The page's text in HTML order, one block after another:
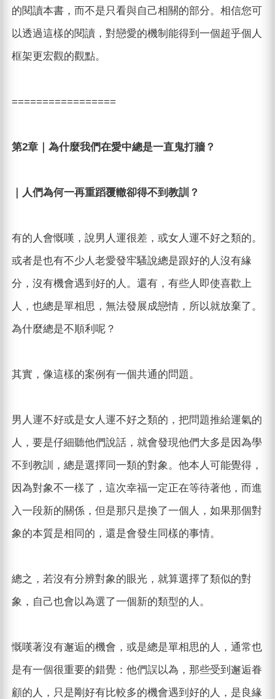
的閱讀本書，而不是只看與自己相關的部分。相信您可
以透過這樣的閱讀，對戀愛的機制能得到一個超乎個人
框架更宏觀的觀點。
=================
第2章｜為什麼我們在愛中總是一直鬼打牆？
｜人們為何一再重蹈覆轍卻得不到教訓？
有的人會慨嘆，說男人運很差，或女人運不好之類的。
或者是也有不少人老愛發牢騷說總是跟好的人沒有緣
分，沒有機會遇到好的人。還有，有些人即使喜歡上
人，也總是單相思，無法發展成戀情，所以就放棄了。
為什麼總是不順利呢？
其實，像這樣的案例有一個共通的問題。
男人運不好或是女人運不好之類的，把問題推給運氣的
人，要是仔細聽他們說話，就會發現他們大多是因為學
不到教訓，總是選擇同一類的對象。他本人可能覺得，
因為對象不一樣了，這次幸福一定正在等待著他，而進
入一段新的關係，但是那只是換了一個人，如果那個對
象的本質是相同的，還是會發生同樣的事情。
總之，若沒有分辨對象的眼光，就算選擇了類似的對
象，自己也會以為選了一個新的類型的人。
慨嘆著沒有邂逅的機會，或是總是單相思的人，通常也
是有一個很重要的錯覺：他們誤以為，那些受到邂逅眷
顧的人，只是剛好有比較多的機會遇到好的人，是良緣